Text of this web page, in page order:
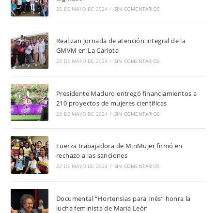
25 DE MAYO DE 2024 / SIN COMENTARIOS
Realizan jornada de atención integral de la
GMVM en La Carlota
23 DE MAYO DE 2024 / SIN COMENTARIOS
Presidente Maduro entregó financiamientos a
210 proyectos de mujeres científicas
23 DE MAYO DE 2024 / SIN COMENTARIOS
Fuerza trabajadora de MinMujer firmó en
rechazo a las sanciones
22 DE MAYO DE 2024 / SIN COMENTARIOS
Documental “Hortensias para Inés” honra la
lucha feminista de María León